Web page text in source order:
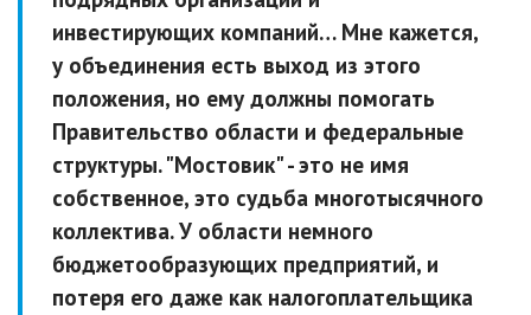
инвестирующих компаний… Мне кажется,
у объединения есть выход из этого
положения, но ему должны помогать
Правительство области и федеральные
структуры. "Мостовик" - это не имя
собственное, это судьба многотысячного
коллектива. У области немного
бюджетообразующих предприятий, и
потеря его даже как налогоплательщика